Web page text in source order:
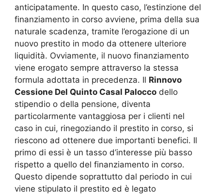
anticipatamente. In questo caso, l’estinzione del
finanziamento in corso avviene, prima della sua
naturale scadenza, tramite l’erogazione di un
nuovo prestito in modo da ottenere ulteriore
liquidità. Ovviamente, il nuovo finanziamento
viene erogato sempre attraverso la stessa
formula adottata in precedenza. Il Rinnovo
Cessione Del Quinto Casal Palocco dello
stipendio o della pensione, diventa
particolarmente vantaggiosa per i clienti nel
caso in cui, rinegoziando il prestito in corso, si
riescono ad ottenere due importanti benefici. Il
primo di essi è un tasso d’interesse più basso
rispetto a quello del finanziamento in corso.
Questo dipende soprattutto dal periodo in cui
viene stipulato il prestito ed è legato